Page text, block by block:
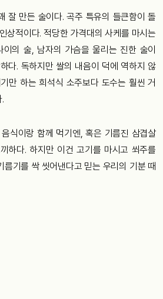
잘 만든 술이다. 곡주 특유의 들큰함이 돌
상적이다. 적당한 가격대의 사케를 마시는
이의 술, 남자의 가슴을 울리는 진한 술이
다. 독하지만 쌀의 내음이 덕에 역하지 않
만 하는 희석식 소주보다 도수는 훨씬 거
식이랑 함께 먹기엔, 혹은 기름진 삼겹살
하다. 하지만 이건 고기를 마시고 쐬주를
름기를 싹 씻어낸다고 믿는 우리의 기분 때